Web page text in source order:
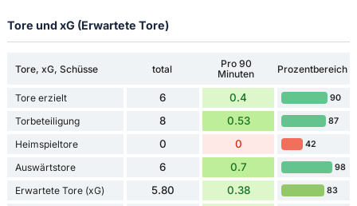
Tore und xG (Erwartete Tore)
Tore, xG, Schüsse total
Pro 90
Minuten
Prozentbereich
Tore erzielt 6 0.4 90
Torbeteiligung 8 0.53 87
Heimspieltore 0 0 42
Auswärtstore 6 0.7 98
Erwartete Tore (xG) 5.80 0.38 83